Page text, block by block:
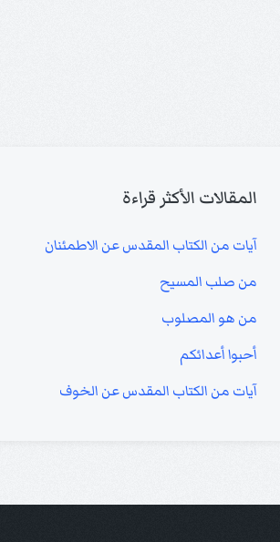
المقالات الأكثر قراءة
آيات من الكتاب المقدس عن الاطمئنان
من صلب المسيح
من هو المصلوب
أحبوا أعدائكم
آيات من الكتاب المقدس عن الخوف